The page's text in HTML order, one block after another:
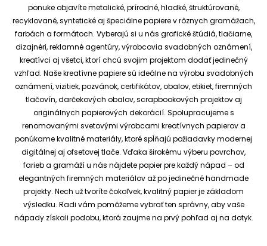
ponuke objavíte metalické, prírodné, hladké, štruktúrované,
recyklované, syntetické aj špeciálne papiere v rôznych gramážach,
farbách a formátoch. Vyberajú si u nás grafické štúdiá, tlačiarne,
dizajnéri, reklamné agentúry, výrobcovia svadobných oznámení,
kreatívci aj všetci, ktorí chcú svojim projektom dodať jedinečný
vzhľad. Naše kreatívne papiere sú ideálne na výrobu svadobných
oznámení, vizitiek, pozvánok, certifikátov, obalov, etikiet, firemných
tlačovín, darčekových obalov, scrapbookových projektov aj
originálnych papierových dekorácií. Spolupracujeme s
renomovanými svetovými výrobcami kreatívnych papierov a
ponúkame kvalitné materiály, ktoré spĺňajú požiadavky modernej
digitálnej aj ofsetovej tlače. Vďaka širokému výberu povrchov,
farieb a gramáží u nás nájdete papier pre každý nápad – od
elegantných firemných materiálov až po jedinečné handmade
projekty. Nech už tvoríte čokoľvek, kvalitný papier je základom
výsledku. Radi vám pomôžeme vybrať ten správny, aby vaše
nápady získali podobu, ktorá zaujme na prvý pohľad aj na dotyk.